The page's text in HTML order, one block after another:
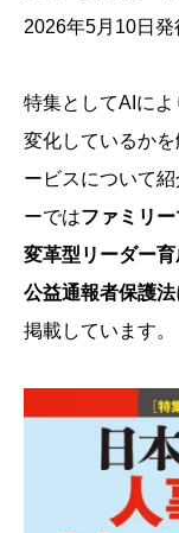
2026年5月10日発
特集としてAIに
変化しているか
ービスについて
ーではファミリー
変革型リーダー育
公益通報者保護
掲載しています。